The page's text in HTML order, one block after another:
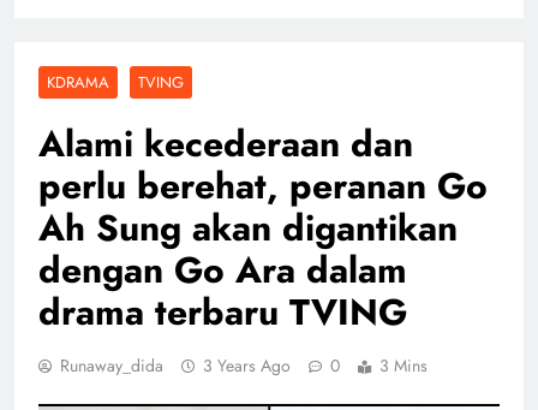
KDRAMA TVING
Alami kecederaan dan
perlu berehat, peranan Go
Ah Sung akan digantikan
dengan Go Ara dalam
drama terbaru TVING
Runaway_dida 3 Years Ago 0 3 Mins